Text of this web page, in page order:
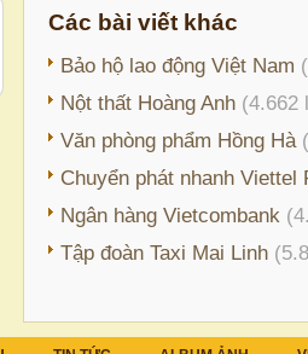
Các bài viết khác
Bảo hộ lao động Việt Nam
Nột thất Hoàng Anh (4.662
Văn phòng phẩm Hồng Hà
Chuyển phát nhanh
Ngân hàng Vietcombank
Tập đoàn Taxi Mai Linh